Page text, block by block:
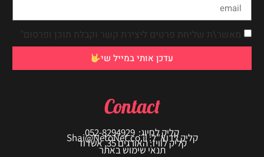
מאשר\ת שליחת פרטים ליצירת קשר וקבלת תוכן ופרסום"
עדכן אותי במייל שי
Contact
קליק לחיוג: 052-8294929
קליק לדוא"ל: Shai@NetoNet.co.il
קליק לוויז: האורגים 35, אשדוד
תנאי שימוש באתר